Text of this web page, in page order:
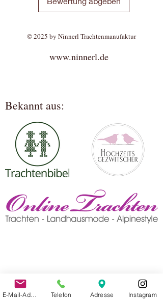
© 2025 by Ninnerl Trachtenmanufaktur
www.ninnerl.de
Bekannt aus:
E-Mail-Adresse Telefon Adresse Instagram